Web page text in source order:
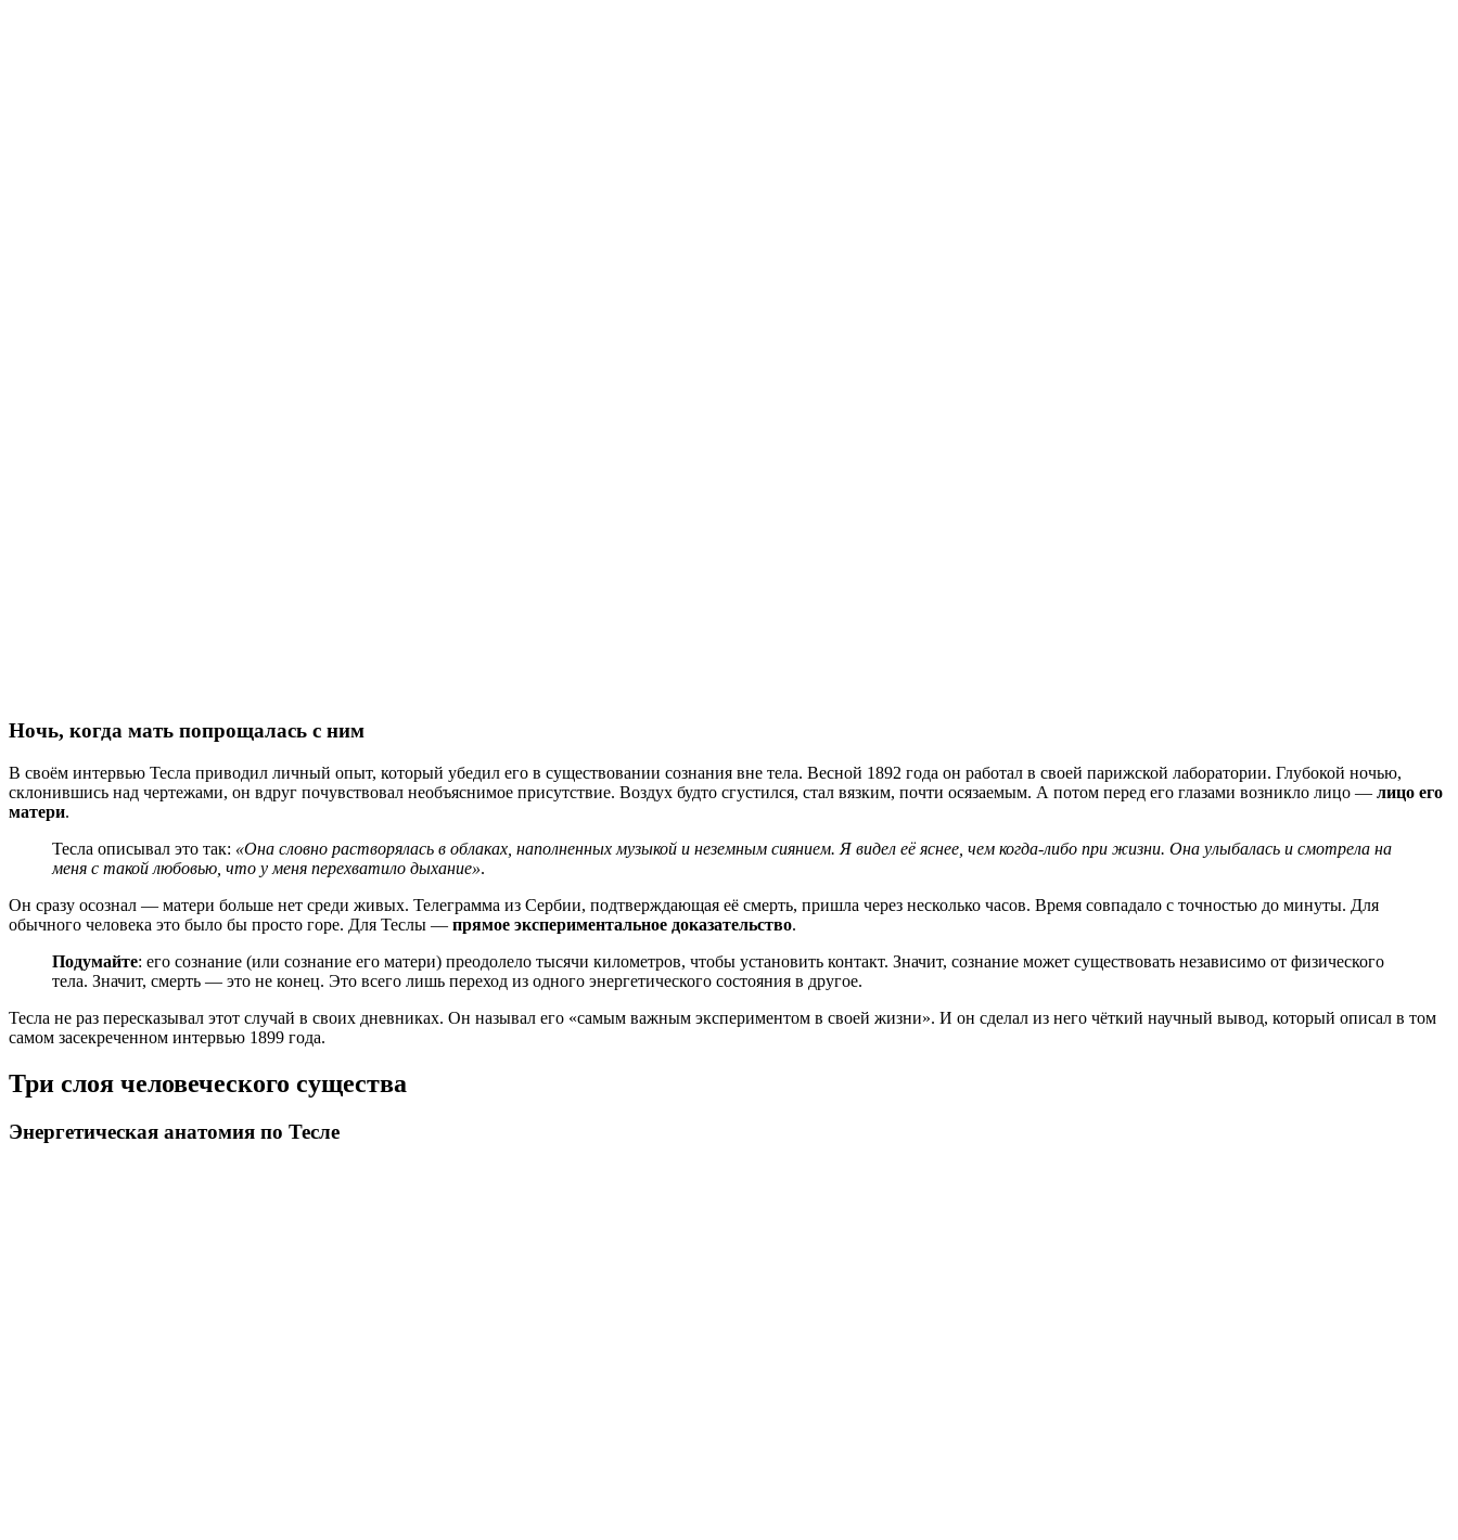
Ночь, когда мать попрощалась с ним
В своём интервью Тесла приводил личный опыт, который убедил его в существовании сознания вне тела. Весной 1892 года он работал в своей парижской лаборатории. Глубокой ночью,
склонившись над чертежами, он вдруг почувствовал необъяснимое присутствие. Воздух будто сгустился, стал вязким, почти осязаемым. А потом перед его глазами возникло лицо — лицо его
матери.
Тесла описывал это так: «Она словно растворялась в облаках, наполненных музыкой и неземным сиянием. Я видел её яснее, чем когда-либо при жизни. Она улыбалась и смотрела на
меня с такой любовью, что у меня перехватило дыхание».
Он сразу осознал — матери больше нет среди живых. Телеграмма из Сербии, подтверждающая её смерть, пришла через несколько часов. Время совпадало с точностью до минуты. Для
обычного человека это было бы просто горе. Для Теслы — прямое экспериментальное доказательство.
Подумайте: его сознание (или сознание его матери) преодолело тысячи километров, чтобы установить контакт. Значит, сознание может существовать независимо от физического
тела. Значит, смерть — это не конец. Это всего лишь переход из одного энергетического состояния в другое.
Тесла не раз пересказывал этот случай в своих дневниках. Он называл его «самым важным экспериментом в своей жизни». И он сделал из него чёткий научный вывод, который описал в том
самом засекреченном интервью 1899 года.
Три слоя человеческого существа
Энергетическая анатомия по Тесле